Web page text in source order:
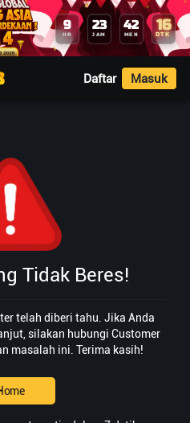
9
HR
23
JAM
42
MEN
16
DTK
Daftar Masuk
Tidak Beres!
telah diberi tahu. Jika Anda
silakan hubungi Customer
masalah ini. Terima kasih!